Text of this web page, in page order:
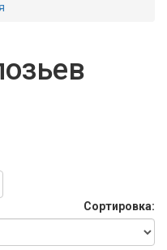
Сортировка: